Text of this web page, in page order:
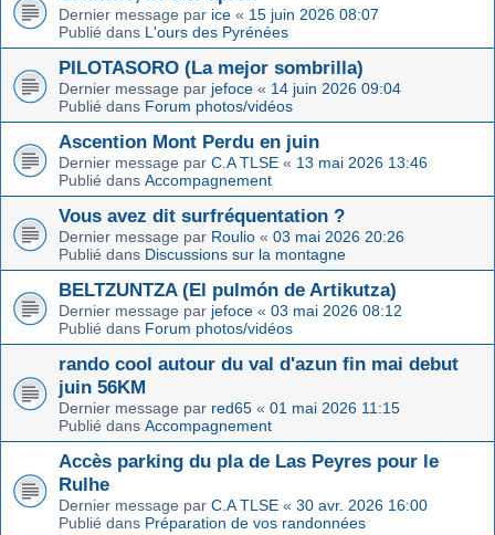
Dernier message par ice « 15 juin 2026 08:07
Publié dans L'ours des Pyrénées
PILOTASORO (La mejor sombrilla)
Dernier message par jefoce « 14 juin 2026 09:04
Publié dans Forum photos/vidéos
Ascention Mont Perdu en juin
Dernier message par C.A TLSE « 13 mai 2026 13:46
Publié dans Accompagnement
Vous avez dit surfréquentation ?
Dernier message par Roulio « 03 mai 2026 20:26
Publié dans Discussions sur la montagne
BELTZUNTZA (El pulmón de Artikutza)
Dernier message par jefoce « 03 mai 2026 08:12
Publié dans Forum photos/vidéos
rando cool autour du val d'azun fin mai debut
juin 56KM
Dernier message par red65 « 01 mai 2026 11:15
Publié dans Accompagnement
Accès parking du pla de Las Peyres pour le
Rulhe
Dernier message par C.A TLSE « 30 avr. 2026 16:00
Publié dans Préparation de vos randonnées